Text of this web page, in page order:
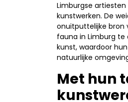
Limburgse
kunstwerken. De
onuitputtelijke bron
fauna in Limburg te
kunst, waardoor
natuurlijke
Met hun